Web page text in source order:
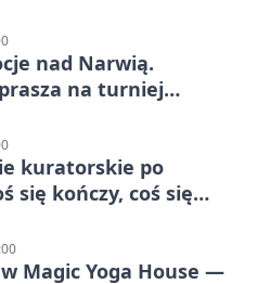
nad Narwią.
na turniej
kuratorskie po
się kończy, coś się
Magic Yoga House —